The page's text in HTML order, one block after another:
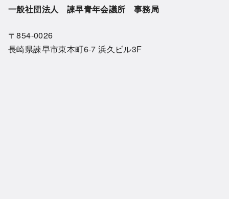
一般社団法人 諫早青年会議所 事務局
〒854-0026
長崎県諫早市東本町6-7 浜久ビル3F